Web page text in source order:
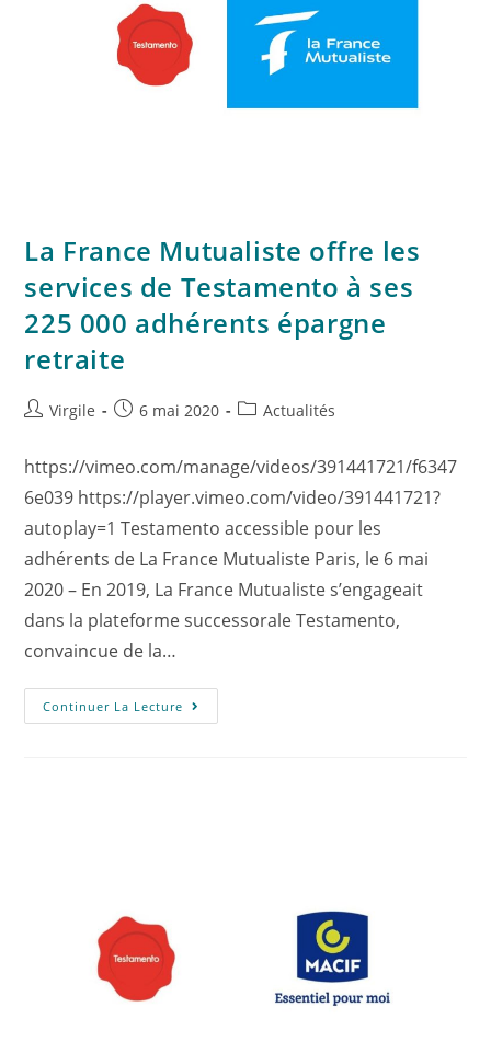
La France Mutualiste offre les
services de Testamento à ses
225 000 adhérents épargne
retraite
Virgile 6 mai 2020 Actualités
https://vimeo.com/manage/videos/391441721/f6347
6e039 https://player.vimeo.com/video/391441721?
autoplay=1 Testamento accessible pour les
adhérents de La France Mutualiste Paris, le 6 mai
2020 – En 2019, La France Mutualiste s’engageait
dans la plateforme successorale Testamento,
convaincue de la…
Continuer La Lecture